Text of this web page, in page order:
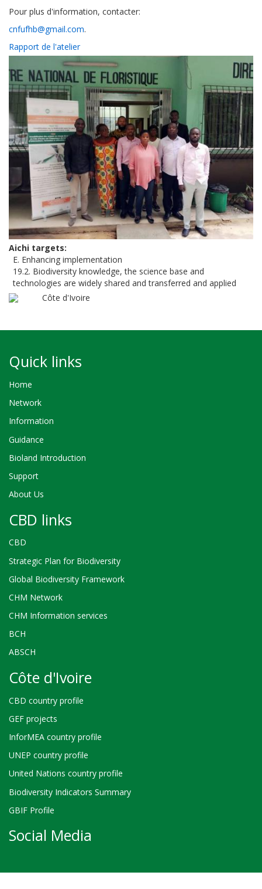
Pour plus d'information, contacter:
cnfufhb@gmail.com.
Rapport de l'atelier
Aichi targets
E. Enhancing implementation
19.2. Biodiversity knowledge, the science base and
technologies are widely shared and transferred and applied
Côte d'Ivoire
Quick links
Home
Network
Information
Guidance
Bioland Introduction
Support
About Us
CBD links
CBD
Strategic Plan for Biodiversity
Global Biodiversity Framework
CHM Network
CHM Information services
BCH
ABSCH
Côte d'Ivoire
CBD country profile
GEF projects
InforMEA country profile
UNEP country profile
United Nations country profile
Biodiversity Indicators Summary
GBIF Profile
Social Media